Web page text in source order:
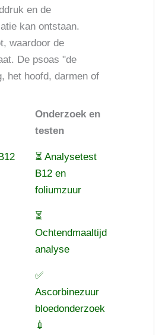
en de
kan ontstaan.
waardoor de
De psoas "de
het hoofd, darmen of
Onderzoek en
testen
⏳ Analysetest
B12 en
foliumzuur
⏳
Ochtendmaaltijd
analyse
✅
Ascorbinezuur
bloedonderzoek
💉